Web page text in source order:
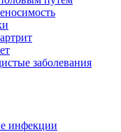
заболевания
инфекции